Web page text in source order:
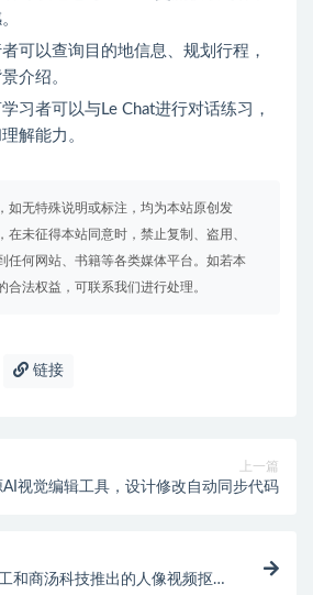
者可以查询目的地信息、规划行程，
介绍。
学习者可以与Le Chat进行对话练习，
解能力。
如无特殊说明或标注，均为本站原创发
在未征得本站同意时，禁止复制、盗用、
任何网站、书籍等各类媒体平台。如若本
合法权益，可联系我们进行处理。
链接
上一篇
视觉编辑工具，设计修改自动同步代码
和商汤科技推出的人像视频抠图